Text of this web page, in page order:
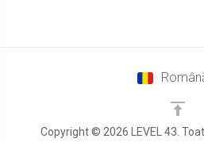
Copyright © 2026 LEVEL 43.